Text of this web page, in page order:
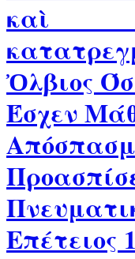
καὶ
Ὀλβιος
Έσχεν
Επέτειος